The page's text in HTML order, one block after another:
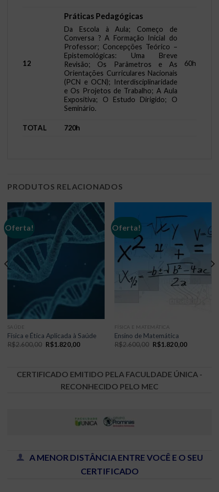
12
Práticas Pedagógicas
Da Escola à Aula; Começo de
Conversa ? A Formação Inicial do
Professor; Concepções Teórico –
Epistemológicas: Uma Breve
Revisão; Os Parâmetros e As
Orientações Curriculares Nacionais
(PCN e OCN); Interdisciplinaridade
e Os Projetos de Trabalho; A Aula
Expositiva; O Estudo Dirigido; O
Seminário.
60h
TOTAL 720h
PRODUTOS RELACIONADOS
Oferta!
SAÚDE
Física e Ética Aplicada à Saúde
R$2.600,00 O
R$1.820,00O
Oferta!
FÍSICA E MATEMÁTICA
Ensino de Matemática
R$2.600,00 O
R$2.600,00.
R$1.820,00O
CERTIFICADO EMITIDO PELA FACULDADE ÚNICA -
RECONHECIDO PELO MEC
A MENOR DISTÂNCIA ENTRE VOCÊ E O SEU
CERTIFICADO